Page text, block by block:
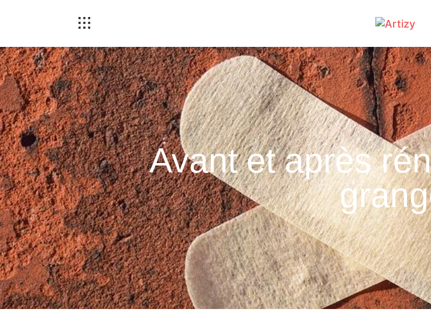
Avant et après